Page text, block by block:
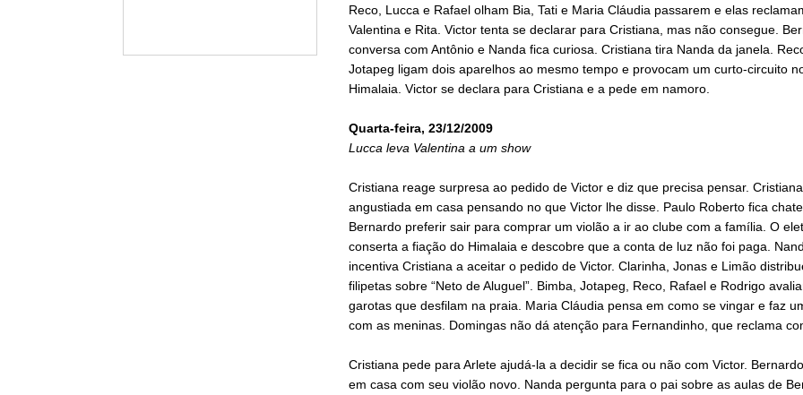
Reco, Lucca e Rafael olham Bia, Tati e Maria Cláudia passarem e elas
Valentina e Rita. Victor tenta se declarar para Cristiana, mas não consegue.
conversa com Antônio e Nanda fica curiosa. Cristiana tira Nanda da janela.
Jotapeg ligam dois aparelhos ao mesmo tempo e provocam um curto-circuito
Himalaia. Victor se declara para Cristiana e a pede em namoro.
Quarta-feira, 23/12/2009
Lucca leva Valentina a um show
Cristiana reage surpresa ao pedido de Victor e diz que precisa pensar.
angustiada em casa pensando no que Victor lhe disse. Paulo Roberto fica
Bernardo preferir sair para comprar um violão a ir ao clube com a família. O
conserta a fiação do Himalaia e descobre que a conta de luz não foi paga.
incentiva Cristiana a aceitar o pedido de Victor. Clarinha, Jonas e Limão
filipetas sobre “Neto de Aluguel”. Bimba, Jotapeg, Reco, Rafael e Rodrigo
garotas que desfilam na praia. Maria Cláudia pensa em como se vingar e faz
com as meninas. Domingas não dá atenção para Fernandinho, que reclama
Cristiana pede para Arlete ajudá-la a decidir se fica ou não com Victor.
em casa com seu violão novo. Nanda pergunta para o pai sobre as aulas de